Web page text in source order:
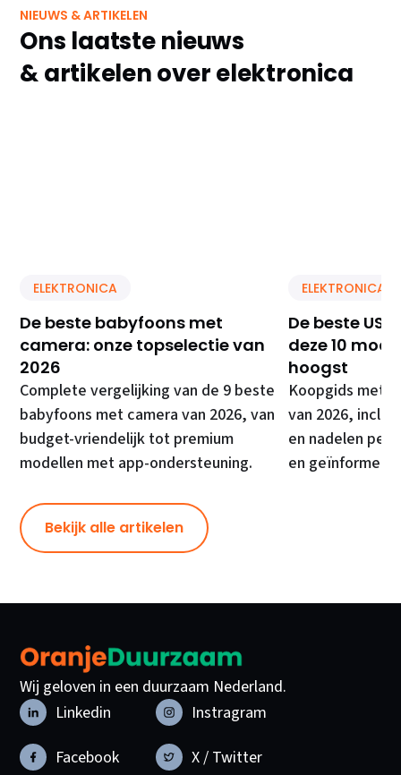
NIEUWS & ARTIKELEN
Ons laatste nieuws
& artikelen over elektronica
ELEKTRONICA
De beste babyfoons met
camera: onze topselectie van
2026
Complete vergelijking van de 9 beste
babyfoons met camera van 2026, van
budget-vriendelijk tot premium
modellen met app-ondersteuning.
ELEKTRONICA
De beste
deze 10
hoogst
Koopgids met
van 2026,
en nadelen per
en
Bekijk alle artikelen
Wij geloven in een duurzaam Nederland.
Linkedin
Instragram
Facebook
X / Twitter